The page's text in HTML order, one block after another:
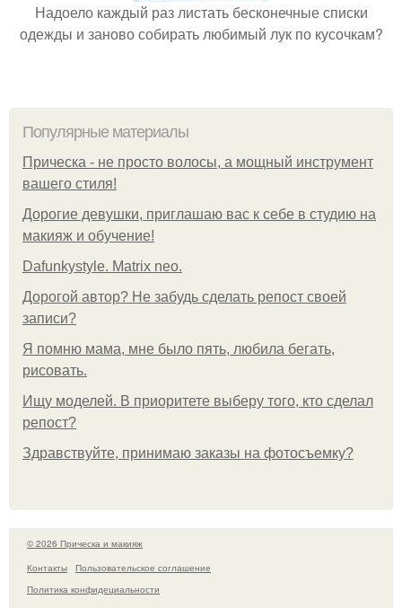
Надоело каждый раз листать бесконечные списки
одежды и заново собирать любимый лук по кусочкам?
Популярные материалы
Прическа - не просто волосы, а мощный инструмент
вашего стиля!
Дорогие девушки, приглашаю вас к себе в студию на
макияж и обучение!
Dafunkystyle. Matrix neo.
Дорогой автор? Не забудь сделать репост своей
записи?
Я помню мама, мне было пять, любила бегать,
рисовать.
Ищу моделей. В приоритете выберу того, кто сделал
репост?
Здравствуйте, принимаю заказы на фотосъемку?
© 2026 Прическа и макияж
Контакты
Пользовательское соглашение
Политика конфидециальности